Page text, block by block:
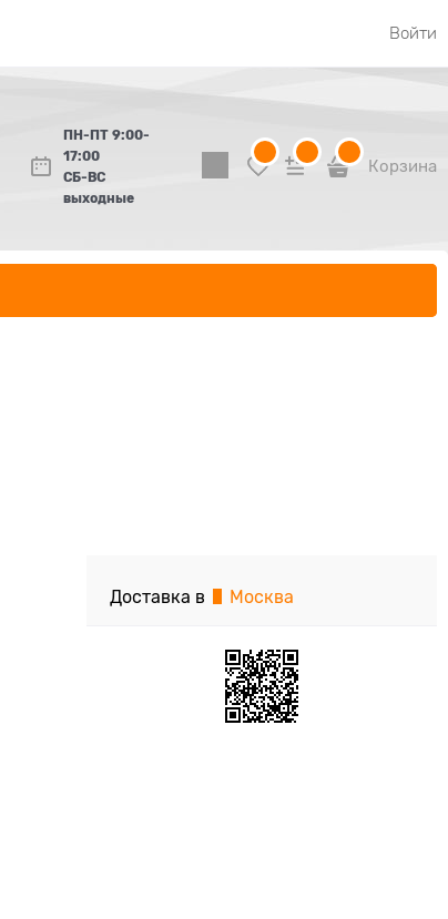
Войти
ПН-ПТ 9:00-
17:00
СБ-ВС
выходные
Корзина
Доставка в Москва